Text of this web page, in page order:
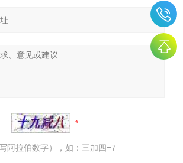
阿拉伯数字），如：三加四=7